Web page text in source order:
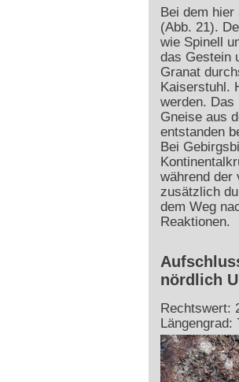
Bei dem
(Abb. 21).
wie Spinell
das Gestein
Granat
Kaiserstuhl.
werden. Das
Gneise aus
entstanden
Bei
während der
zusätzlich
dem Weg
Reaktionen.
nördlich
Rechtswert:
Längengrad: